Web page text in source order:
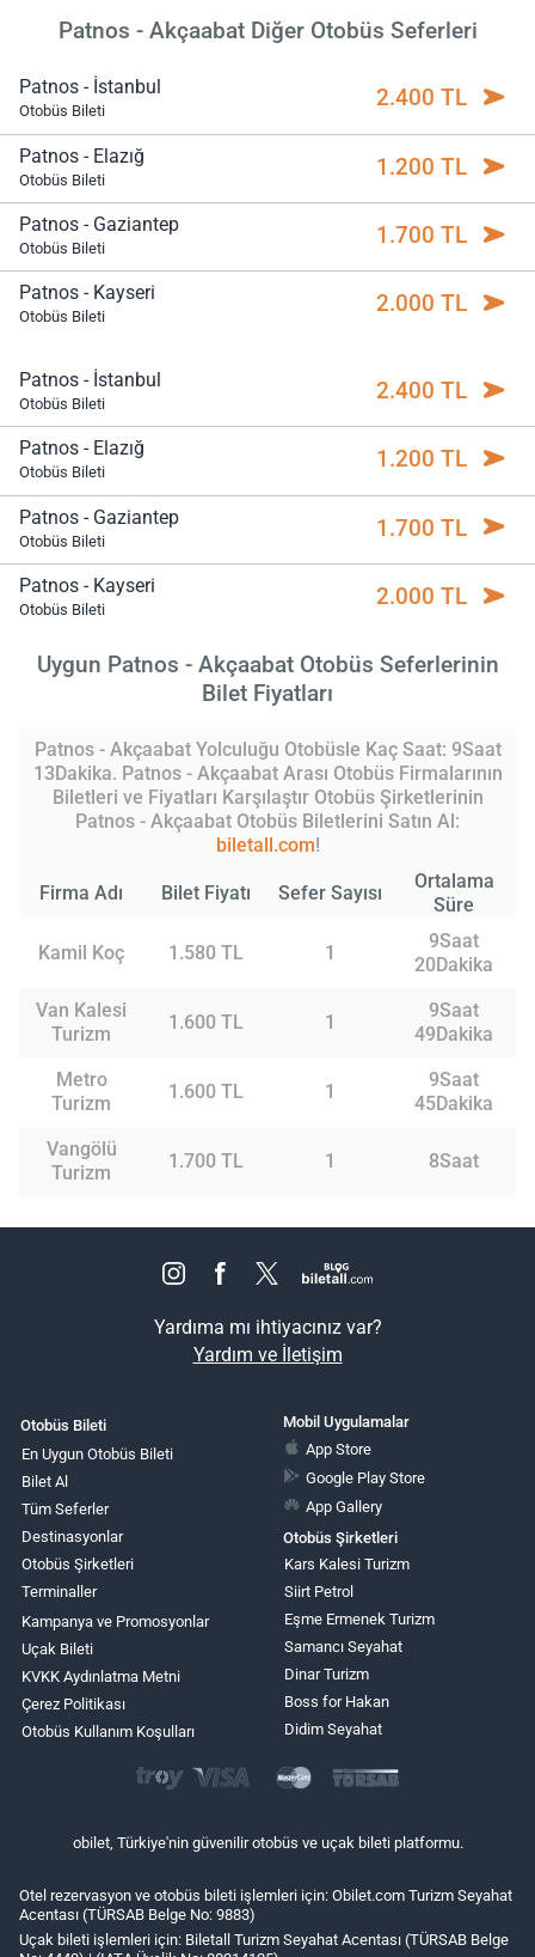
Patnos - Akçaabat Diğer Otobüs Seferleri
Patnos - İstanbul
Otobüs Bileti 2.400 TL
Patnos - Elazığ
Otobüs Bileti 1.200 TL
Patnos - Gaziantep
Otobüs Bileti 1.700 TL
Patnos - Kayseri
Otobüs Bileti 2.000 TL
Patnos - İstanbul
Otobüs Bileti 2.400 TL
Patnos - Elazığ
Otobüs Bileti 1.200 TL
Patnos - Gaziantep
Otobüs Bileti 1.700 TL
Patnos - Kayseri
Otobüs Bileti 2.000 TL
Uygun Patnos - Akçaabat Otobüs Seferlerinin
Bilet Fiyatları
Patnos - Akçaabat Yolculuğu Otobüsle Kaç Saat: 9Saat
13Dakika. Patnos - Akçaabat Arası Otobüs Firmalarının
Biletleri ve Fiyatları Karşılaştır Otobüs Şirketlerinin
Patnos - Akçaabat Otobüs Biletlerini Satın Al:
biletall.com!
Firma Adı Bilet Fiyatı Sefer Sayısı
Ortalama
Süre
Kamil Koç 1.580 TL 1
9Saat
20Dakika
Van Kalesi
Turizm
1.600 TL 1
9Saat
49Dakika
Metro
Turizm
1.600 TL 1
9Saat
45Dakika
Vangölü
Turizm
1.700 TL 1 8Saat
Yardıma mı ihtiyacınız var?
Yardım ve İletişim
Otobüs Bileti
En Uygun Otobüs Bileti
Bilet Al
Tüm Seferler
Destinasyonlar
Otobüs Şirketleri
Terminaller
Kampanya ve Promosyonlar
Uçak Bileti
KVKK Aydınlatma Metni
Çerez Politikası
Otobüs Kullanım Koşulları
Mobil Uygulamalar
App Store
Google Play Store
App Gallery
Otobüs Şirketleri
Kars Kalesi Turizm
Siirt Petrol
Eşme Ermenek Turizm
Samancı Seyahat
Dinar Turizm
Boss for Hakan
Didim Seyahat
obilet, Türkiye'nin güvenilir otobüs ve uçak bileti platformu.
Otel rezervasyon ve otobüs bileti işlemleri için: Obilet.com Turizm Seyahat
Acentası (TÜRSAB Belge No: 9883)
Uçak bileti işlemleri için: Biletall Turizm Seyahat Acentası (TÜRSAB Belge